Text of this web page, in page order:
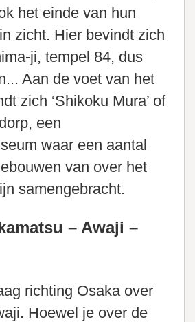
het einde van hun
zicht. Hier bevindt zich
ji, tempel 84, dus
Aan de voet van het
zich ‘Shikoku Mura’ of
een
waar een aantal
van over het
samengebracht.
– Awaji –
richting Osaka over
Hoewel je over de